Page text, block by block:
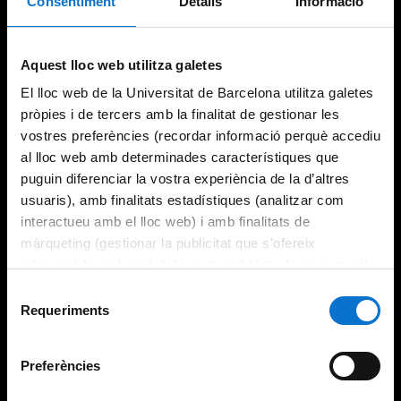
Aquest lloc web utilitza galetes
El lloc web de la Universitat de Barcelona utilitza galetes
pròpies i de tercers amb la finalitat de gestionar les
vostres preferències (recordar informació perquè accediu
al lloc web amb determinades característiques que
puguin diferenciar la vostra experiència de la d’altres
usuaris), amb finalitats estadístiques (analitzar com
interactueu amb el lloc web) i amb finalitats de
màrqueting (gestionar la publicitat que s’ofereix
consultar laPolítica de galetes del lloc web de la
Requeriments
Preferències
Try again